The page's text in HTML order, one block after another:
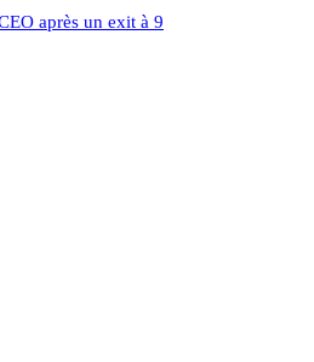
après un exit à 9